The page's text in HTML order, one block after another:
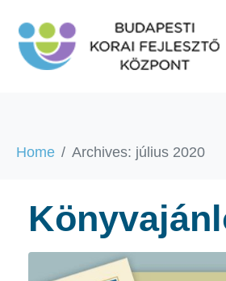
Home Archives: július 2020